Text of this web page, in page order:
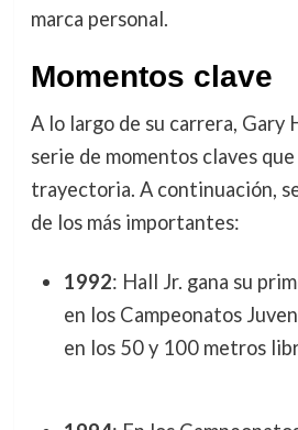
marca personal.
Momentos clave
A lo largo de su carrera, Gary
serie de momentos claves
trayectoria. A continuación,
de los más importantes:
1992: Hall Jr. gana su
en los Campeonatos
en los 50 y 100 metros